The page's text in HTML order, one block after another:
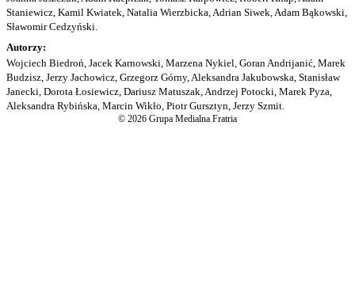
Staniewicz, Kamil Kwiatek, Natalia Wierzbicka, Adrian Siwek, Adam Bąkowski,
Sławomir Cedzyński.
Autorzy:
Wojciech Biedroń, Jacek Karnowski, Marzena Nykiel, Goran Andrijanić, Marek
Budzisz, Jerzy Jachowicz, Grzegorz Górny, Aleksandra Jakubowska, Stanisław
Janecki, Dorota Łosiewicz, Dariusz Matuszak, Andrzej Potocki, Marek Pyza,
Aleksandra Rybińska, Marcin Wikło, Piotr Gursztyn, Jerzy Szmit.
© 2026 Grupa Medialna Fratria